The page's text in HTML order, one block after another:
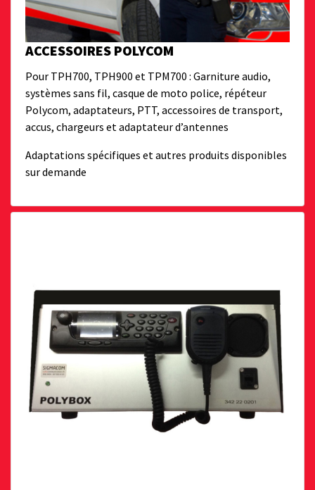
ACCESSOIRES POLYCOM
Pour TPH700, TPH900 et TPM700 : Garniture audio,
systèmes sans fil, casque de moto police, répéteur
Polycom, adaptateurs, PTT, accessoires de transport,
accus, chargeurs et adaptateur d’antennes
Adaptations spécifiques et autres produits disponibles
sur demande